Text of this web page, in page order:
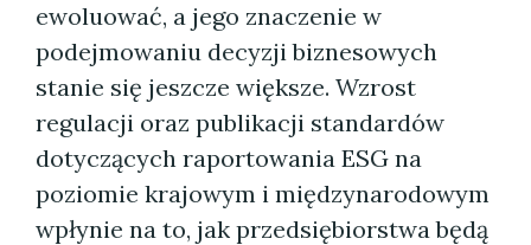
ewoluować, a jego znaczenie w
podejmowaniu decyzji biznesowych
stanie się jeszcze większe. Wzrost
regulacji oraz publikacji standardów
dotyczących raportowania ESG na
poziomie krajowym i międzynarodowym
wpłynie na to, jak przedsiębiorstwa będą